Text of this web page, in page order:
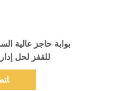
بوابة حاجز عالية
للقفز لحل